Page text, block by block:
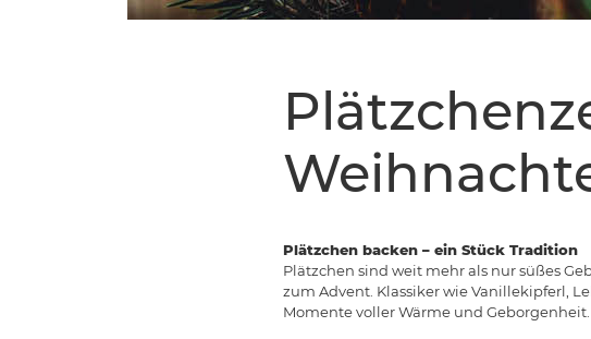
Plätzchen backen – ein Stück Tradition
Plätzchen sind weit mehr als nur süßes
zum Advent. Klassiker wie Vanillekipferl,
Momente voller Wärme und Geborgenheit.